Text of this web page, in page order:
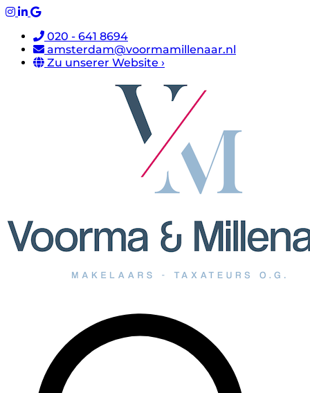
020 - 641 8694
amsterdam@voormamillenaar.nl
Zu unserer Website ›